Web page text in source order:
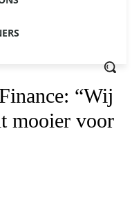
“Wij
mooier voor